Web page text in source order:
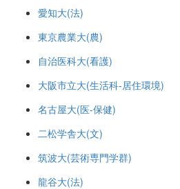
愛知大(法)
東京農業大(農)
自治医科大(看護)
大阪市立大(生活科-居住環境)
名古屋大(医-保健)
二松学舎大(文)
筑波大(芸術専門学群)
龍谷大(法)